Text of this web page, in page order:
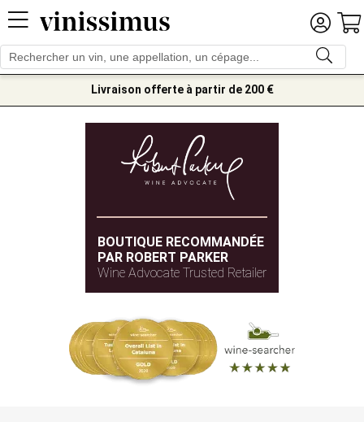
Livraison offerte à partir de 200 €
BOUTIQUE RECOMMANDÉE
PAR ROBERT PARKER
Wine Advocate Trusted Retailer